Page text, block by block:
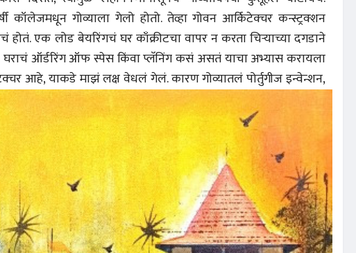
कॉलेजमधून गोव्याला गेलो होतो. तेव्हा गोवन आर्किटेक्चर कन्स्ट्रक्शन
एक लोड बेयरिंगचं घर काँक्रीटचा वापर न करता चिऱ्याच्या दगडाने
ऑर्डरिंग ऑफ स्पेस किंवा प्लॅनिंग कसं असतं याचा अभ्यास करायला
आहे, याकडे माझं लक्ष वेधलं गेलं. कारण गोव्यातलं पोर्तुगीज इन्वेन्शन,
मूर्त दृश्याला अमूर्ताकार
देणारा चित्रकार
सोमनाथ कोमरपंत
17 Jul 2026
आगामी पुस्तकातील अंश
चीनचा निरोप घेताना...
रवींद्रनाथ टागोर.
16 Jul 2026
भाषण
ज्येष्ठांचा आत्मसन्मान जपणारी
रुग्णशुश्रूषा : हॉस्पिस
डॉ. दिलीप शिंदे आणि मान्यवर
15 Jul 2026
लेख
मूर्त दृश्याला अमूर्ताकार
देणारा चित्रकार
सोमनाथ कोमरपंत
17 Jul 2026
आगामी पुस्तकातील अंश
चीनचा निरोप घेताना...
16 Jul 2026
भाषण
ज्येष्ठांचा आत्मसन्मान जपणारी
रुग्णशुश्रूषा : हॉस्पिस
डॉ. दिलीप शिंदे आणि मान्यवर
15 Jul 2026
लेख